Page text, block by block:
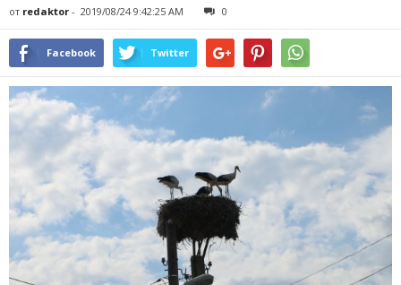
от redaktor - 2019/08/24 9:42:25 AM 0
Facebook Twitter